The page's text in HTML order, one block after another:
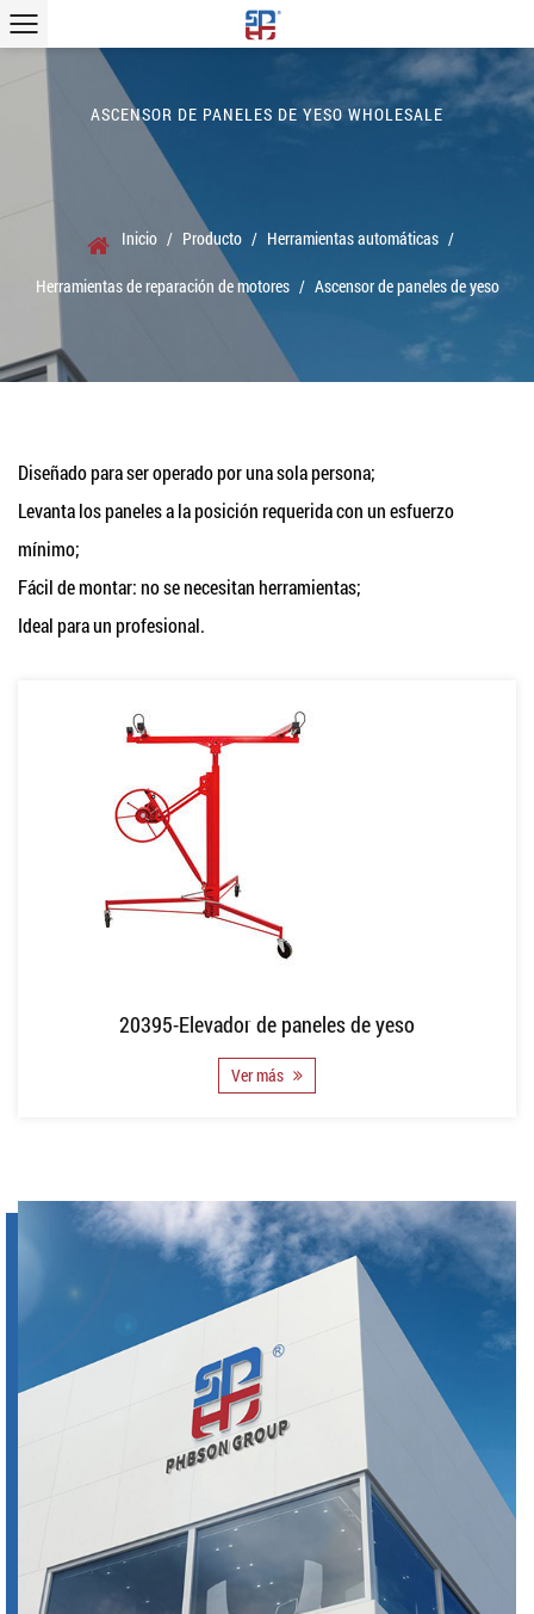
ASCENSOR DE PANELES DE YESO WHOLESALE
Inicio / Producto / Herramientas automáticas /
Herramientas de reparación de motores / Ascensor de paneles de yeso
Diseñado para ser operado por una sola persona;
Levanta los paneles a la posición requerida con un esfuerzo
mínimo;
Fácil de montar: no se necesitan herramientas;
Ideal para un profesional.
20395-Elevador de paneles de yeso
Ver más